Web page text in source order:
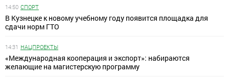
14:50 СПОРТ
В Кузнецке к новому учебному году появится площадка для
сдачи норм ГТО
14:31 НАЦПРОЕКТЫ
«Международная кооперация и экспорт»: набираются
желающие на магистерскую программу